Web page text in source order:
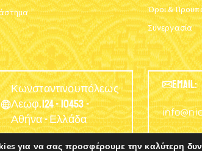
Όροι &
Συνεργασία
Κωνσταντινουπόλεως
Λεωφ.124 - 10453 -
Αθήνα - Ελλάδα
EMAIL:
για να σας προσφέρουμε την καλύτερη